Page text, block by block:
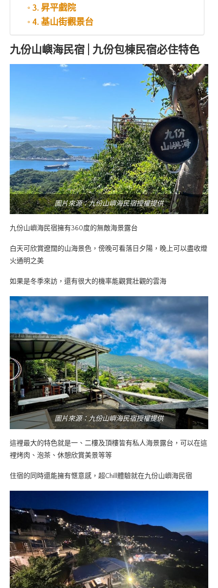
3. 昇平戲院
4. 基山街觀景台
九份山嶼海民宿 | 九份包棟民宿必住特色
圖片來源：九份山嶼海民宿授權提供
九份山嶼海民宿擁有360度的無敵海景露台
白天可欣賞遼闊的山海景色，傍晚可看落日夕陽，晚上可以盡收燈
火通明之美
如果是冬季來訪，還有很大的機率能觀賞壯觀的雲海
圖片來源：九份山嶼海民宿授權提供
這裡最大的特色就是一、二樓及頂樓皆有私人海景露台，可以在這
裡烤肉、泡茶、休憩欣賞美景等等
住宿的同時還能擁有愜意感，超Chill體驗就在九份山嶼海民宿